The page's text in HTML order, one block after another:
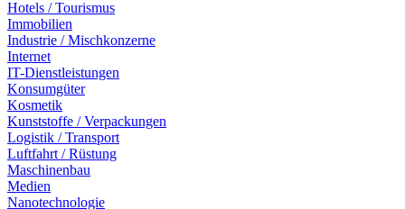
Hotels / Tourismus
Immobilien
Industrie / Mischkonzerne
Internet
IT-Dienstleistungen
Konsumgüter
Kosmetik
Kunststoffe / Verpackungen
Logistik / Transport
Luftfahrt / Rüstung
Maschinenbau
Medien
Nanotechnologie